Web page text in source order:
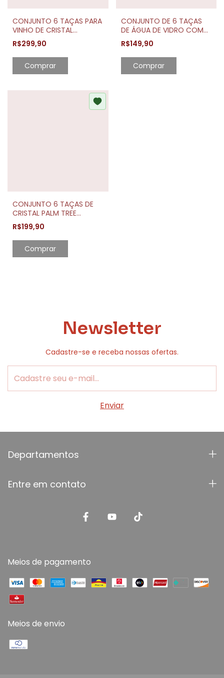
CONJUNTO 6 TAÇAS PARA
VINHO DE CRISTAL
ECOLÓGICO COLUMBA
OPTIC 850ML
R$299,90
CONJUNTO DE 6 TAÇAS
DE ÁGUA DE VIDRO COM
FIO DOURADO GREEK
345ML
R$149,90
CONJUNTO 6 TAÇAS DE
CRISTAL PALM TREE
HANDPAINT 450ML
R$199,90
Newsletter
Cadastre-se e receba nossas ofertas.
Departamentos
Entre em contato
Meios de pagamento
Meios de envio